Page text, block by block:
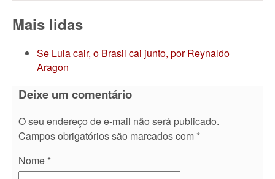
Mais lidas
Se Lula cair, o Brasil cai junto, por Reynaldo
Aragon
Deixe um comentário
O seu endereço de e-mail não será publicado.
Campos obrigatórios são marcados com *
Nome *